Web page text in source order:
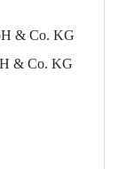
& Co. KG
& Co. KG